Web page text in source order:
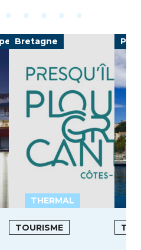
THERMAL
Bretagne
TOURISME